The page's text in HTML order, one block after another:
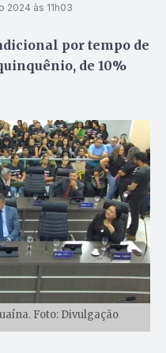
2024 às 11h03
por tempo de
de 10%
Foto: Divulgação